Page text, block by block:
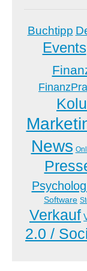
Buchtipp
Events
News
Software
Verkauf
2.0 /